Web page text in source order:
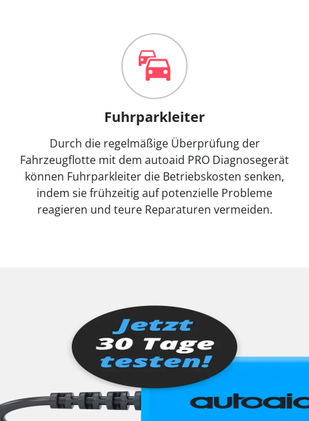
Fuhrparkleiter
Durch die regelmäßige Überprüfung der
Fahrzeugflotte mit dem autoaid PRO Diagnosegerät
können Fuhrparkleiter die Betriebskosten senken,
indem sie frühzeitig auf potenzielle Probleme
reagieren und teure Reparaturen vermeiden.